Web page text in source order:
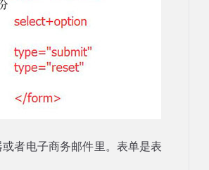
者电子商务邮件里。表单是表